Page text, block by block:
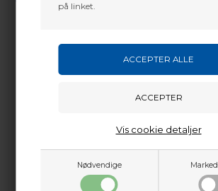
på linket.
Nødvendige
Vis cookie detaljer
+45 9718 3356
kontakt@baldurs-archery.dk
Mere info
Backstop til montering bagved
Dette passer godt sammen.